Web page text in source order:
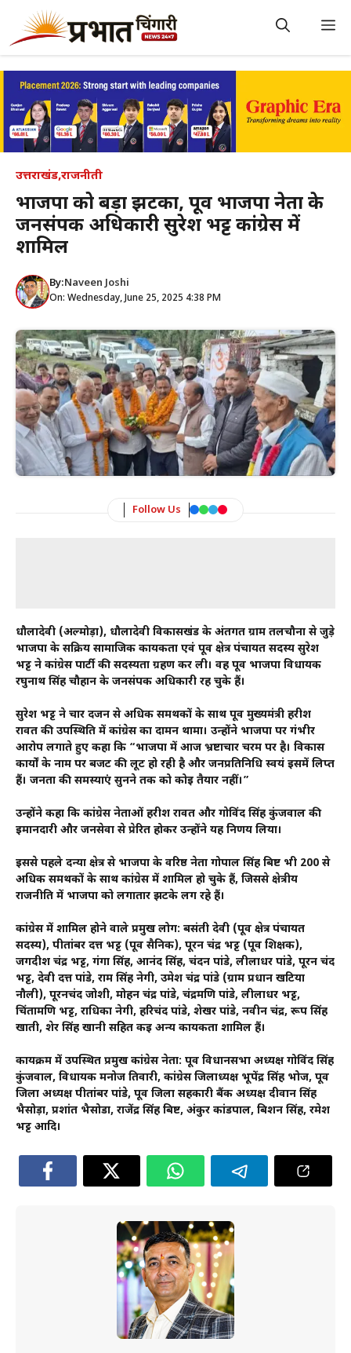
content
उत्तराखंड,राजनीती
भाजपा को बड़ा झटका, पूर्व भाजपा नेता के
जनसंपर्क अधिकारी सुरेश भट्ट कांग्रेस में
शामिल
By:Naveen Joshi
On: Wednesday, June 25, 2025 4:38 PM
Follow Us
धौलादेवी (अल्मोड़ा), धौलादेवी विकासखंड के अंतर्गत ग्राम तलचौना से जुड़े
भाजपा के सक्रिय सामाजिक कार्यकर्ता एवं पूर्व क्षेत्र पंचायत सदस्य सुरेश
भट्ट ने कांग्रेस पार्टी की सदस्यता ग्रहण कर ली। वह पूर्व भाजपा विधायक
रघुनाथ सिंह चौहान के जनसंपर्क अधिकारी रह चुके हैं।
सुरेश भट्ट ने चार दर्जन से अधिक समर्थकों के साथ पूर्व मुख्यमंत्री हरीश
रावत की उपस्थिति में कांग्रेस का दामन थामा। उन्होंने भाजपा पर गंभीर
आरोप लगाते हुए कहा कि “भाजपा में आज भ्रष्टाचार चरम पर है। विकास
कार्यों के नाम पर बजट की लूट हो रही है और जनप्रतिनिधि स्वयं इसमें लिप्त
हैं। जनता की समस्याएं सुनने तक को कोई तैयार नहीं।”
उन्होंने कहा कि कांग्रेस नेताओं हरीश रावत और गोविंद सिंह कुंजवाल की
ईमानदारी और जनसेवा से प्रेरित होकर उन्होंने यह निर्णय लिया।
इससे पहले दन्या क्षेत्र से भाजपा के वरिष्ठ नेता गोपाल सिंह बिष्ट भी 200 से
अधिक समर्थकों के साथ कांग्रेस में शामिल हो चुके हैं, जिससे क्षेत्रीय
राजनीति में भाजपा को लगातार झटके लग रहे हैं।
कांग्रेस में शामिल होने वाले प्रमुख लोग: बसंती देवी (पूर्व क्षेत्र पंचायत
सदस्य), पीतांबर दत्त भट्ट (पूर्व सैनिक), पूरन चंद्र भट्ट (पूर्व शिक्षक),
जगदीश चंद्र भट्ट, गंगा सिंह, आनंद सिंह, चंदन पांडे, लीलाधर पांडे, पूरन चंद
भट्ट, देवी दत्त पांडे, राम सिंह नेगी, उमेश चंद्र पांडे (ग्राम प्रधान खटिया
नौली), पूरनचंद जोशी, मोहन चंद्र पांडे, चंद्रमणि पांडे, लीलाधर भट्ट,
चिंतामणि भट्ट, राधिका नेगी, हरिचंद पांडे, शेखर पांडे, नवीन चंद्र, रूप सिंह
खाती, शेर सिंह खानी सहित कई अन्य कार्यकर्ता शामिल हैं।
कार्यक्रम में उपस्थित प्रमुख कांग्रेस नेता: पूर्व विधानसभा अध्यक्ष गोविंद सिंह
कुंजवाल, विधायक मनोज तिवारी, कांग्रेस जिलाध्यक्ष भूपेंद्र सिंह भोज, पूर्व
जिला अध्यक्ष पीतांबर पांडे, पूर्व जिला सहकारी बैंक अध्यक्ष दीवान सिंह
भैसोड़ा, प्रशांत भैसोडा, राजेंद्र सिंह बिष्ट, अंकुर कांडपाल, बिशन सिंह, रमेश
भट्ट आदि।